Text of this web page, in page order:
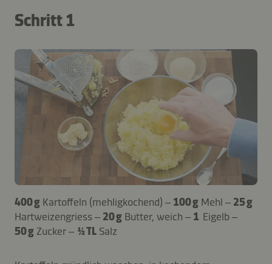
Schritt 1
400 g Kartoffeln (mehligkochend) – 100 g Mehl – 25 g
Hartweizengriess – 20 g Butter, weich – 1 Eigelb –
50 g Zucker – ½ TL Salz